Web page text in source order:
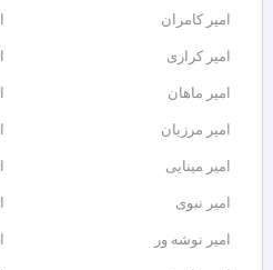
امیر کامران
امیر کراری
امیر ماهان
امیر مرزبان
امیر مینایی
امیر نبوی
امیر نوشه ور